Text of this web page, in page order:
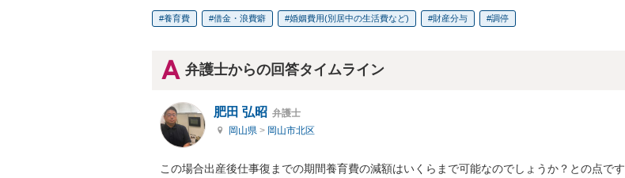
養育費 借金・浪費癖 婚姻費用(別居中の生活費など) 財産分与 調停
弁護士からの回答タイムライン
肥田 弘昭 弁護士
岡山県 > 岡山市北区
この場合出産後仕事復までの期間養育費の減額はいくらまで可能なのでしょうか？との点です